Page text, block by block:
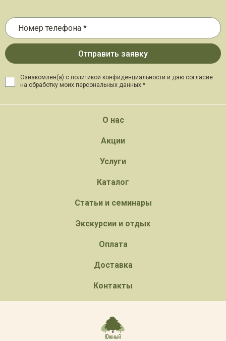
Ознакомлен(а) с политикой конфиденциальности и даю согласие
на обработку моих персональных данных *
О нас
Акции
Услуги
Каталог
Статьи и семинары
Экскурсии и отдых
Оплата
Доставка
Контакты